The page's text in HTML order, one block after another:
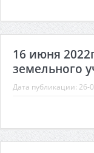
16 июня
земельного
Дата публикации: 26-